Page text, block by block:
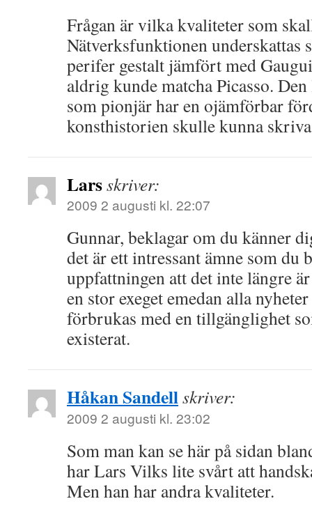
Frågan är vilka kvaliteter som
Nätverksfunktionen underskattas
perifer gestalt jämfört med
aldrig kunde matcha Picasso.
som pionjär har en ojämförbar
konsthistorien skulle kunna
Larsskriver:
2009 2 augusti kl. 22:07
Gunnar, beklagar om du känner
det är ett intressant ämne som du
uppfattningen att det inte längre
en stor exeget emedan alla
förbrukas med en tillgänglighet
existerat.
Håkan Sandellskriver:
2009 2 augusti kl. 23:02
Som man kan se här på sidan
har Lars Vilks lite svårt att
Men han har andra kvaliteter.